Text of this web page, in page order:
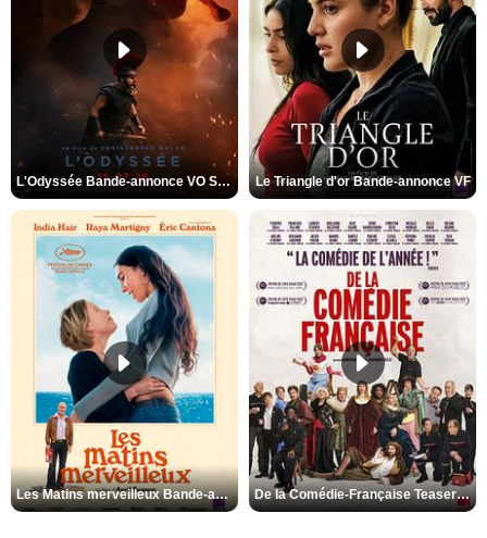
L'Odyssée Bande-annonce VO STFR Le Triangle d'or Bande-annonce VF
Les Matins merveilleux Bande-annonce VF De la Comédie-Française Teaser VF